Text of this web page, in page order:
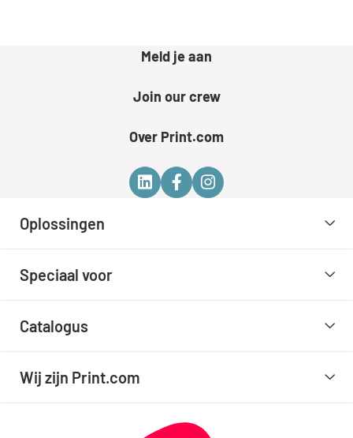
Meld je aan
Join our crew
Over Print.com
Oplossingen
Speciaal voor
Catalogus
Wij zijn Print.com